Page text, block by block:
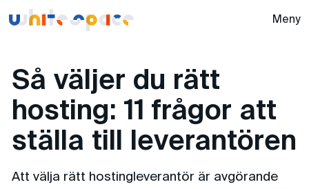
Whitespace - Meny
Så väljer du rätt
hosting: 11 frågor att
ställa till leverantören
Att välja rätt hostingleverantör är avgörande